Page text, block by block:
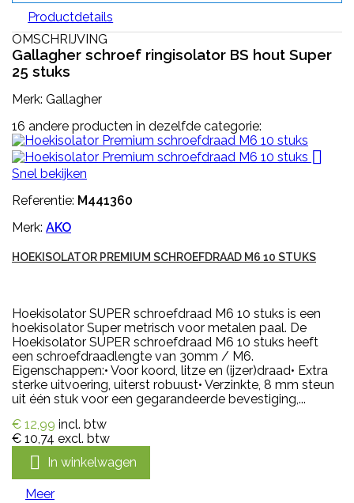
Productdetails
OMSCHRIJVING
Gallagher schroef ringisolator BS hout Super
25 stuks
Merk: Gallagher
16 andere producten in dezelfde categorie:

Snel bekijken
Referentie: M441360
Merk: AKO
HOEKISOLATOR PREMIUM SCHROEFDRAAD M6 10 STUKS
Hoekisolator SUPER schroefdraad M6 10 stuks is een
hoekisolator Super metrisch voor metalen paal. De
Hoekisolator SUPER schroefdraad M6 10 stuks heeft
een schroefdraadlengte van 30mm / M6.
Eigenschappen:• Voor koord, litze en (ijzer)draad• Extra
sterke uitvoering, uiterst robuust• Verzinkte, 8 mm steun
uit één stuk voor een gegarandeerde bevestiging,...
€ 12,99 incl. btw
€ 10,74 excl. btw
 In winkelwagen
Meer